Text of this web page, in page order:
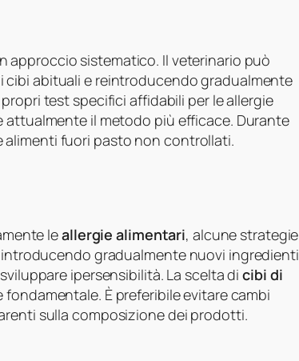
approccio sistematico. Il veterinario può
cibi abituali e reintroducendo gradualmente
test specifici affidabili per le allergie
il metodo più efficace. Durante
alimenti fuori pasto non controllati.
leallergie alimentari, alcune strategie
gradualmente nuovi ingredienti
ipersensibilità. La scelta dicibi di
È preferibile evitare cambi
sulla composizione dei prodotti.